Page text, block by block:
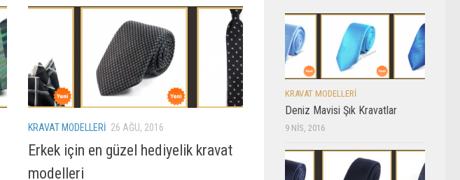
KRAVAT MODELLERI 26 AĞU, 2016
Erkek için en güzel hediyelik kravat
modelleri
KRAVAT MODELLERI
Deniz Mavisi Şık Kravatlar
9 NIS, 2016